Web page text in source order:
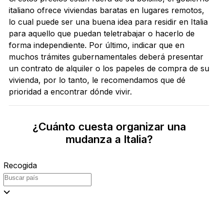
italiano ofrece viviendas baratas en lugares remotos,
lo cual puede ser una buena idea para residir en Italia
para aquello que puedan teletrabajar o hacerlo de
forma independiente. Por último, indicar que en
muchos trámites gubernamentales deberá presentar
un contrato de alquiler o los papeles de compra de su
vivienda, por lo tanto, le recomendamos que dé
prioridad a encontrar dónde vivir.
¿Cuánto cuesta organizar una
mudanza a Italia?
Recogida